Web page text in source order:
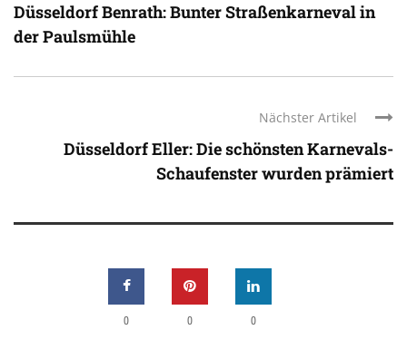
Düsseldorf Benrath: Bunter Straßenkarneval in
der Paulsmühle
Nächster Artikel
Düsseldorf Eller: Die schönsten Karnevals-
Schaufenster wurden prämiert
0 0 0